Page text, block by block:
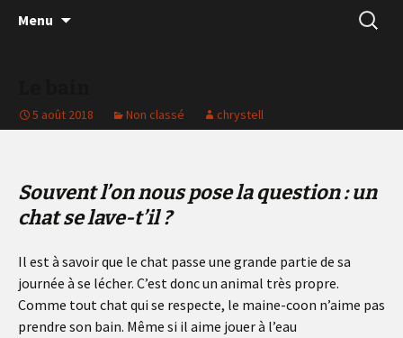
Menu
5 août 2018 Non classé chrystell
Souvent l’on nous pose la question : un
chat se lave-t’il ?
Il est à savoir que le chat passe une grande partie de sa
journée à se lécher. C’est donc un animal très propre.
Comme tout chat qui se respecte, le maine-coon n’aime pas
prendre son bain. Même si il aime jouer à l’eau